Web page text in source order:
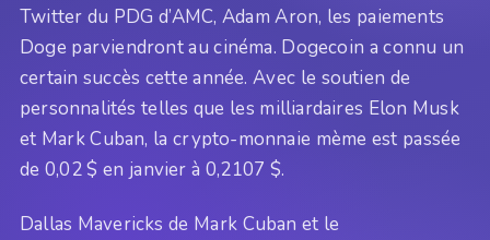
Twitter du PDG d’AMC, Adam Aron, les paiements
Doge parviendront au cinéma. Dogecoin a connu un
certain succès cette année. Avec le soutien de
personnalités telles que les milliardaires Elon Musk
et Mark Cuban, la crypto-monnaie mème est passée
de 0,02 $ en janvier à 0,2107 $.
Dallas Mavericks de Mark Cuban et le